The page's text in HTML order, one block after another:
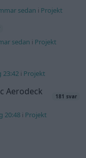
sedan i Projekt
sedan i Projekt
23:42 i Projekt
Aerodeck
181 svar
20:48 i Projekt